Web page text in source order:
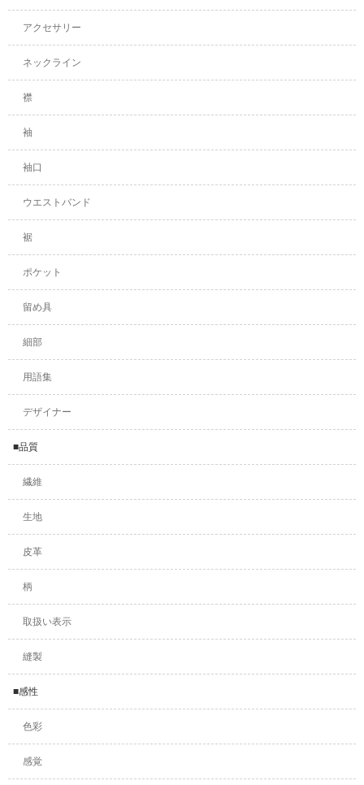
アクセサリー
ネックライン
襟
袖
袖口
ウエストバンド
裾
ポケット
留め具
細部
用語集
デザイナー
■品質
繊維
生地
皮革
柄
取扱い表示
縫製
■感性
色彩
感覚